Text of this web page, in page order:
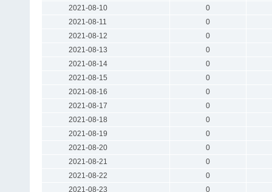
2021-08-10
0
2021-08-11
0
2021-08-12
0
2021-08-13
0
2021-08-14
0
2021-08-15
0
2021-08-16
0
2021-08-17
0
2021-08-18
0
2021-08-19
0
2021-08-20
0
2021-08-21
0
2021-08-22
0
2021-08-23
0